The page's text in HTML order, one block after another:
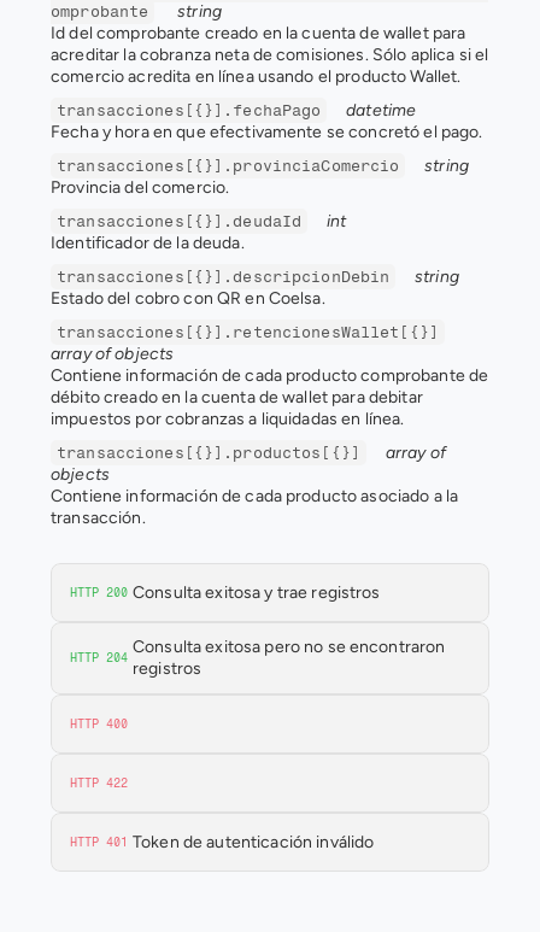
omprobante
string
Id del comprobante creado en la cuenta de wallet para
acreditar la cobranza neta de comisiones. Sólo aplica si el
comercio acredita en línea usando el producto Wallet.
transacciones[{}].fechaPago
datetime
Fecha y hora en que efectivamente se concretó el pago.
transacciones[{}].provinciaComercio
string
Provincia del comercio.
transacciones[{}].deudaId
int
Identificador de la deuda.
transacciones[{}].descripcionDebin
string
Estado del cobro con QR en Coelsa.
transacciones[{}].retencionesWallet[{}]
array of objects
Contiene información de cada producto comprobante de
débito creado en la cuenta de wallet para debitar
impuestos por cobranzas a liquidadas en línea.
transacciones[{}].productos[{}]
array of
objects
Contiene información de cada producto asociado a la
transacción.
HTTP 200 Consulta exitosa y trae registros
HTTP 204
Consulta exitosa pero no se encontraron
registros
HTTP 400
HTTP 422
HTTP 401 Token de autenticación inválido